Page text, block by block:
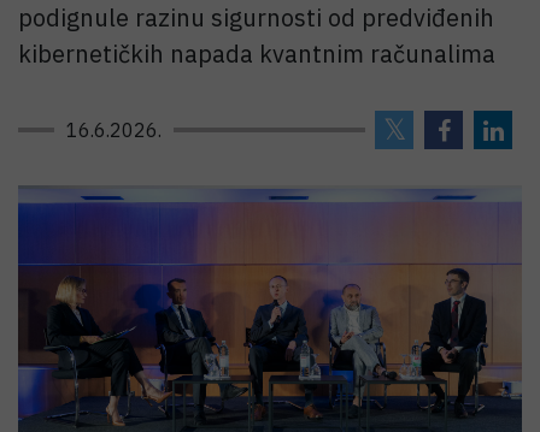
podignule razinu sigurnosti od predviđenih
kibernetičkih napada kvantnim računalima
16.6.2026.